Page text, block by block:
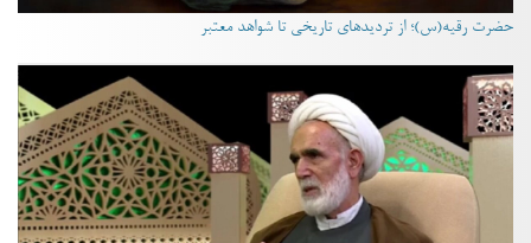
حضرت رقیه(س)؛ از تردیدهای تاریخی تا شواهد معتبر